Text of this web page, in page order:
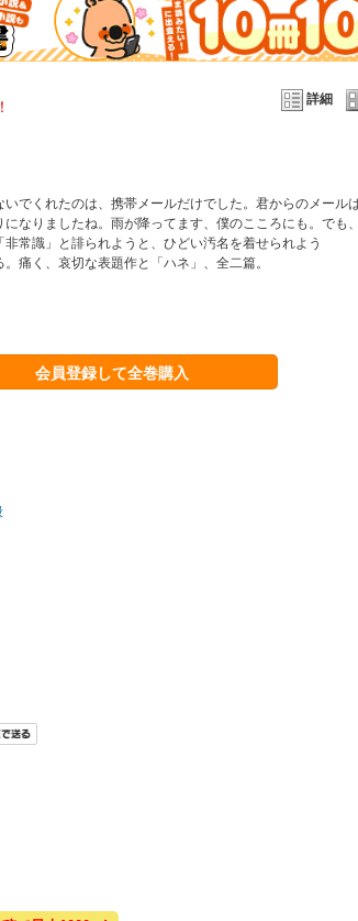
詳細
でくれたのは、携帯メールだけでした。君からのメール
なりましたね。雨が降ってます、僕のこころにも。でも、
常識」と誹られようと、ひどい汚名を着せられよう
痛く、哀切な表題作と「ハネ」、全二篇。
会員登録して全巻購入